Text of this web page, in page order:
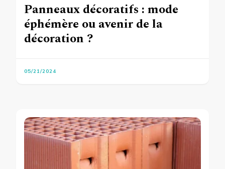
Panneaux décoratifs : mode
éphémère ou avenir de la
décoration ?
05/21/2024